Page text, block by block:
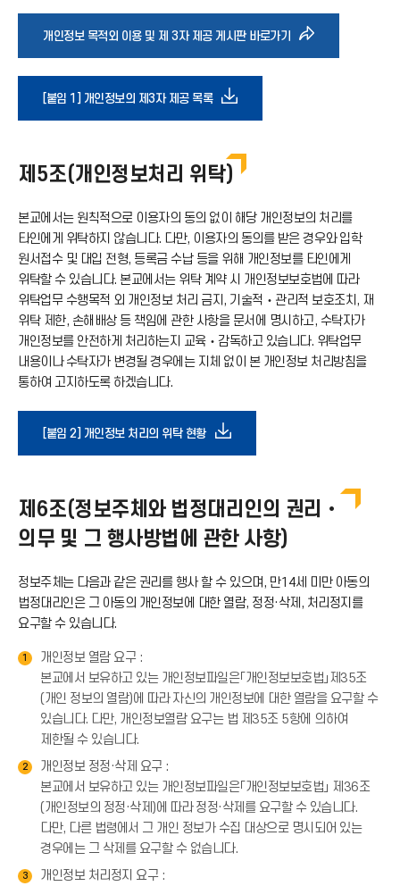
개인정보 목적외 이용 및 제 3자 제공 게시판 바로가기 바
아
이
콘
[붙임 1] 개인정보의 제3자 제공 목록다
로
드
아
이
콘
제5조(개인정보처리 위탁)
본교에서는 원칙적으로 이용자의 동의 없이 해당 개인정보의 처리를
타인에게 위탁하지 않습니다. 다만, 이용자의 동의를 받은 경우와 입학
원서접수 및 대입 전형, 등록금 수납 등을 위해 개인정보를 타인에게
위탁할 수 있습니다. 본교에서는 위탁 계약 시 개인정보보호법에 따라
위탁업무 수행목적 외 개인정보 처리 금지, 기술적‧관리적 보호조치, 재
위탁 제한, 손해배상 등 책임에 관한 사항을 문서에 명시하고, 수탁자가
개인정보를 안전하게 처리하는지 교육‧감독하고 있습니다. 위탁업무
내용이나 수탁자가 변경될 경우에는 지체 없이 본 개인정보 처리방침을
통하여 고지하도록 하겠습니다.
[붙임 2] 개인정보 처리의 위탁 현황다
아
콘
제6조(정보주체와 법정대리인의 권리•
의무 및 그 행사방법에 관한 사항)
정보주체는 다음과 같은 권리를 행사 할 수 있으며, 만14세 미만 아동의
법정대리인은 그 아동의 개인정보에 대한 열람, 정정·삭제, 처리정지를
요구할 수 있습니다.
1
개인정보 열람 요구 :
본교에서 보유하고 있는 개인정보파일은「개인정보보호법」제35조
(개인 정보의 열람)에 따라 자신의 개인정보에 대한 열람을 요구할 수
있습니다. 다만, 개인정보열람 요구는 법 제35조 5항에 의하여
제한될 수 있습니다.
2
개인정보 정정·삭제 요구 :
본교에서 보유하고 있는 개인정보파일은「개인정보보호법」 제36조
(개인정보의 정정·삭제)에 따라 정정·삭제를 요구할 수 있습니다.
다만, 다른 법령에서 그 개인 정보가 수집 대상으로 명시되어 있는
경우에는 그 삭제를 요구할 수 없습니다.
3 개인정보 처리정지 요구 :